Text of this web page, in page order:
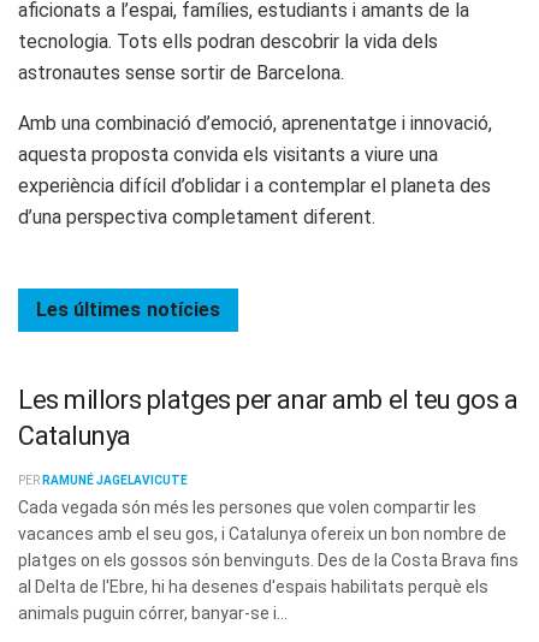
aficionats a l’espai, famílies, estudiants i amants de la
tecnologia. Tots ells podran descobrir la vida dels
astronautes sense sortir de Barcelona.
Amb una combinació d’emoció, aprenentatge i innovació,
aquesta proposta convida els visitants a viure una
experiència difícil d’oblidar i a contemplar el planeta des
d’una perspectiva completament diferent.
Les últimes notícies
Les millors platges per anar amb el teu gos a
Catalunya
PER RAMUNÉ JAGELAVICUTE
Cada vegada són més les persones que volen compartir les
vacances amb el seu gos, i Catalunya ofereix un bon nombre de
platges on els gossos són benvinguts. Des de la Costa Brava fins
al Delta de l'Ebre, hi ha desenes d'espais habilitats perquè els
animals puguin córrer, banyar-se i...